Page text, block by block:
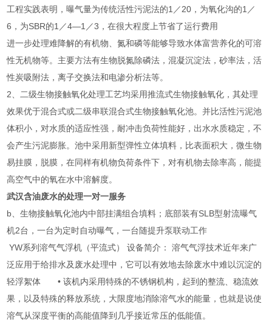
工程实践表明，曝气量为传统活性污泥法的1／20，为氧化沟的1／
6，为SBR的1／4—1／3，在很大程度上节省了运行费用
进一步处理难降解的有机物、氮和磷等能够导致水体富营养化的可溶
性无机物等。主要方法有生物脱氮除磷法，混凝沉淀法，砂率法，活
性炭吸附法，离子交换法和电渗分析法等。
2、二级生物接触氧化处理工艺均采用推流式生物接触氧化，其处理
效果优于混合式或二级串联混合式生物接触氧化池。并比活性污泥池
体积小，对水质的适应性强，耐冲击负荷性能好，出水水质稳定，不
会产生污泥膨胀。池中采用新型弹性立体填料，比表面积大，微生物
易挂膜，脱膜，在同样有机物负荷条件下，对有机物去除率高，能提
高空气中的氧在水中溶解度。
武汉含油废水的处理一对一服务
b、生物接触氧化池内中部挂满组合填料；底部装有SLB型射流曝气
机2台，一台为定时自动曝气，一台随提升泵联动工作
YW系列溶气气浮机（平流式） 设备简介： 溶气气浮技术近年来广
泛应用于给排水及废水处理中，它可以有效地去除废水中难以沉淀的
轻浮絮体 • 该机内采用特殊的不锈钢机构，起到的整流、稳流效
果，以及特殊的释放系统，大限度地消除溶气水的能量，也就是说使
溶气从深度平衡的高能值降到几乎接近常压的低能值。